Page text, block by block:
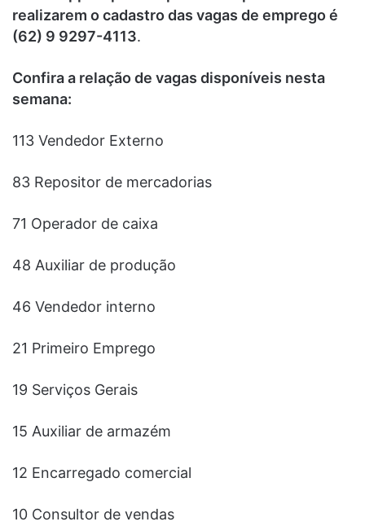
realizarem o cadastro das vagas de emprego é
(62) 9 9297-4113.
Confira a relação de vagas disponíveis nesta
semana:
113 Vendedor Externo
83 Repositor de mercadorias
71 Operador de caixa
48 Auxiliar de produção
46 Vendedor interno
21 Primeiro Emprego
19 Serviços Gerais
15 Auxiliar de armazém
12 Encarregado comercial
10 Consultor de vendas